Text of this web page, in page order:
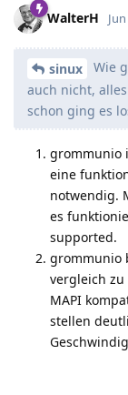
WalterH
sinux
Wie
auch nicht,
schon ging es
grommunio
eine
notwendig.
es
supported.
grommunio
vergleich
MAPI
stellen